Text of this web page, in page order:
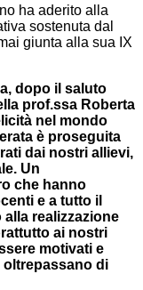
ha aderito alla
sostenuta dal
giunta alla sua IX
dopo il saluto
prof.ssa Roberta
nel mondo
è proseguita
dai nostri allievi,
Un
che hanno
e a tutto il
realizzazione
ai nostri
motivati e
oltrepassano di